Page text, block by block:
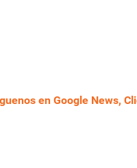
en Google News,